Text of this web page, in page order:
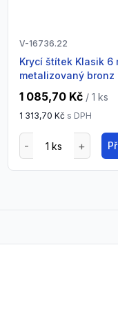
V-16736.22
krycí štítek Klasik 6 modulů kovový,
metalizovaný bronz
1 085,70 Kč / 1 ks
1 313,70 Kč s DPH